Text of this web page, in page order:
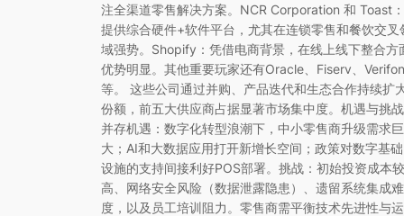
注全渠道零售解决方案。NCR Corporation 和 Toast：
提供综合硬件+软件平台，尤其在连锁零售和餐饮交叉
域强势。Shopify：凭借电商背景，在线上线下整合方
优势明显。其他重要玩家还有Oracle、Fiserv、
等。 这些公司通过并购、产品迭代和生态合作持续扩
份额，前五大供应商占据显著市场集中度。机遇与挑战
并存机遇：数字化转型浪潮下，中小零售商升级需求巨
大；AI和大数据应用打开新增长空间；政策对数字基础
设施的支持间接利好POS部署。挑战：初始投资成本较
高、网络安全风险（数据泄露隐患）、遗留系统集成难
度，以及员工培训阻力。零售商需平衡技术先进性与运